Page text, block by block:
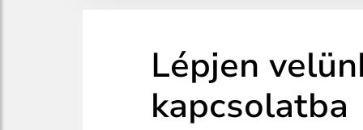
Lépjen
kapcsolatba